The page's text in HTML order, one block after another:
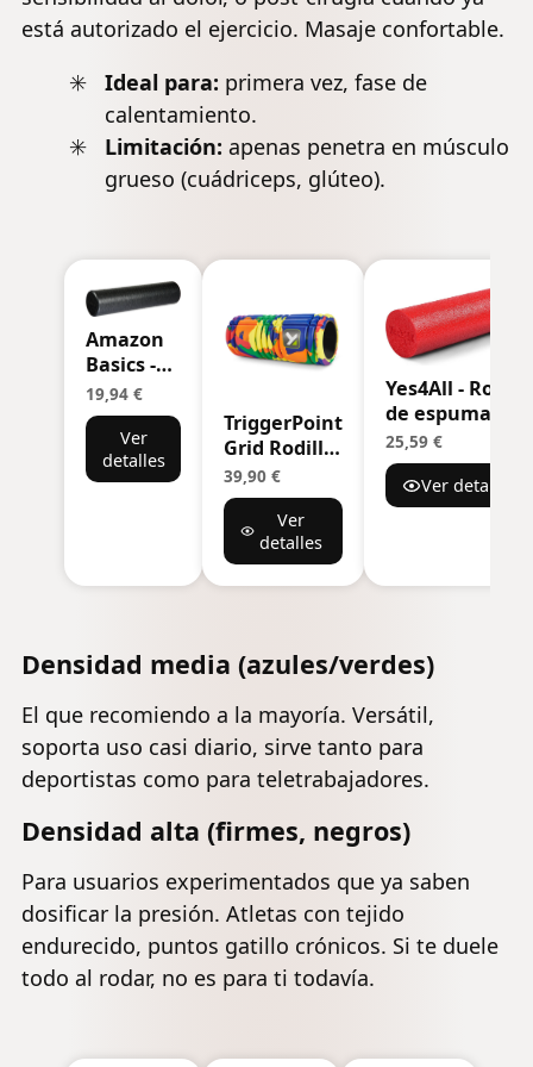
está autorizado el ejercicio. Masaje confortable.
Ideal para: primera vez, fase de
calentamiento.
Limitación: apenas penetra en músculo
grueso (cuádriceps, glúteo).
Amazon
Basics -
Rodillo de
espuma
moteada
de alta
densidad
19,94 €
Ver
detalles
TriggerPoint
Grid Rodillo
de Espuma -
Rodillo de
Masaje
Muscular
para
13''/ (33 cm)
39,90 €
Ver
detalles
Yes4All -
de espuma de
firmeza media
de polietileno,
30,5/45,7/61/
cm, para
ejercicio de
25,59 €
Ver detalles
Densidad media (azules/verdes)
El que recomiendo a la mayoría. Versátil,
soporta uso casi diario, sirve tanto para
deportistas como para teletrabajadores.
Densidad alta (firmes, negros)
Para usuarios experimentados que ya saben
dosificar la presión. Atletas con tejido
endurecido, puntos gatillo crónicos. Si te duele
todo al rodar, no es para ti todavía.